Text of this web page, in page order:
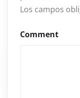
Los campos
Comment